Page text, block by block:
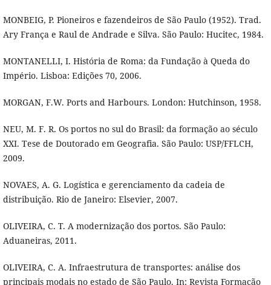
MONBEIG, P. Pioneiros e fazendeiros de São Paulo (1952). Trad.
Ary França e Raul de Andrade e Silva. São Paulo: Hucitec, 1984.
MONTANELLI, I. História de Roma: da Fundação à Queda do
Império. Lisboa: Edições 70, 2006.
MORGAN, F.W. Ports and Harbours. London: Hutchinson, 1958.
NEU, M. F. R. Os portos no sul do Brasil: da formação ao século
XXI. Tese de Doutorado em Geografia. São Paulo: USP/FFLCH,
2009.
NOVAES, A. G. Logística e gerenciamento da cadeia de
distribuição. Rio de Janeiro: Elsevier, 2007.
OLIVEIRA, C. T. A modernização dos portos. São Paulo:
Aduaneiras, 2011.
OLIVEIRA, C. A. Infraestrutura de transportes: análise dos
principais modais no estado de São Paulo. In: Revista Formação